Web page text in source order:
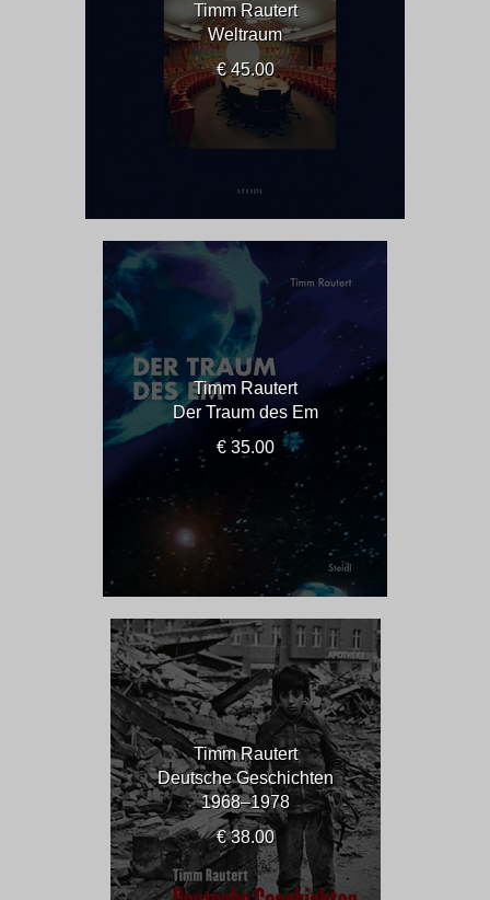
Timm Rautert
Weltraum
€ 45.00
Timm Rautert
Der Traum des Em
€ 35.00
Timm Rautert
Deutsche Geschichten
1968–1978
€ 38.00